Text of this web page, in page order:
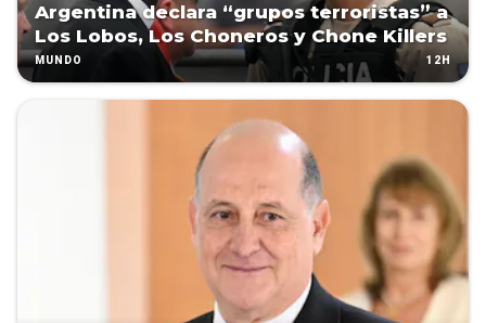
Argentina declara “grupos terroristas” a
Los Lobos, Los Choneros y Chone Killers
MUNDO 12H